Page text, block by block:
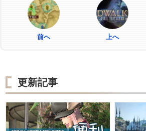
前へ 上へ
更新記事